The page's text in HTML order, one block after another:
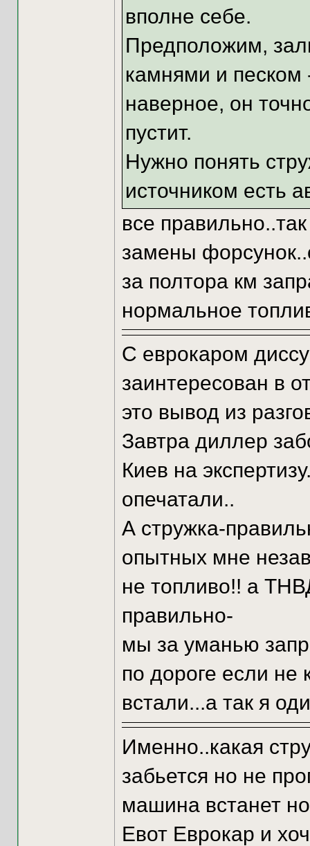
вполне себе.
Предположим,
камнями и
наверное, он
пустит.
Нужно понять
источником есть
все
замены
за полтора км
нормальное
С еврокаром
заинтересован в
это вывод из
Завтра диллер
Киев на
опечатали..
А стружка-
опытных мне
не топливо!! а
правильно-
мы за уманью
по дороге если не
встали...а так я
Именно..какая
забьется но не
машина встанет
Евот Еврокар и